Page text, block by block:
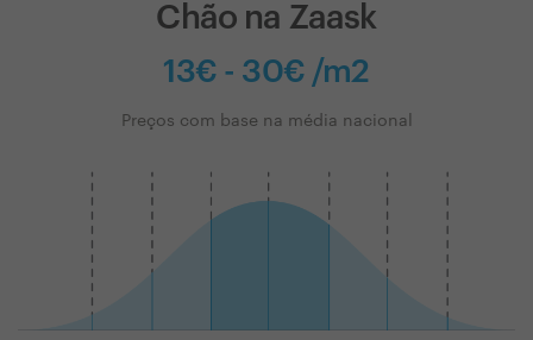
Chão na Zaask
13€ - 30€ /m2
Preços com base na média nacional